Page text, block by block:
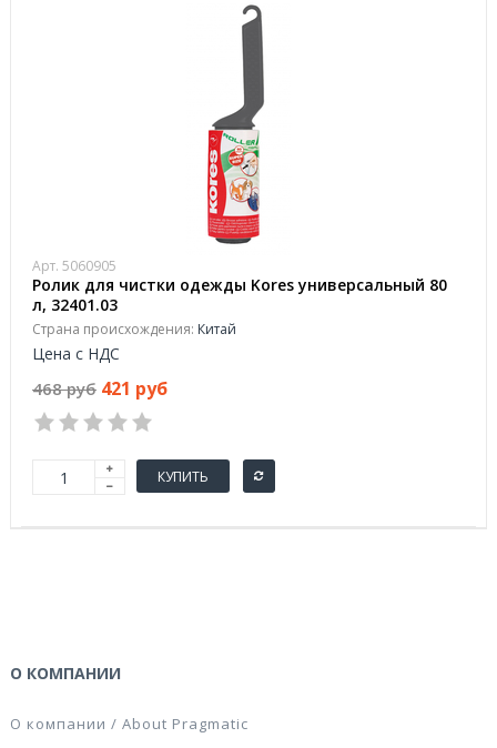
Арт. 5060905
Ролик для чистки одежды Kores универсальный 80
л, 32401.03
Страна происхождения: Китай
Цена с НДС
468 руб 421 руб
КУПИТЬ
О КОМПАНИИ
О компании / About Pragmatic